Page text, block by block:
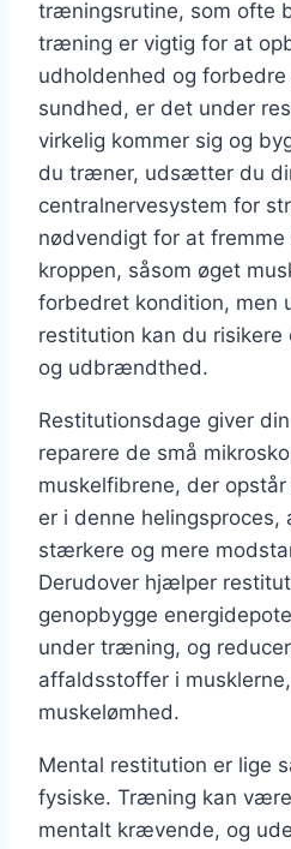
træningsrutine, som ofte
træning er vigtig for at
udholdenhed og
sundhed, er det under
virkelig kommer sig og
du træner, udsætter du
centralnervesystem for
nødvendigt for at fremme
kroppen, såsom øget
forbedret kondition, men
restitution kan du
og udbrændthed.
Restitutionsdage giver
reparere de små
muskelfibrene, der
er i denne helingsproces,
stærkere og mere
Derudover hjælper
genopbygge
under træning, og
affaldsstoffer i
muskelømhed.
Mental restitution er lige
fysiske. Træning kan
mentalt krævende, og